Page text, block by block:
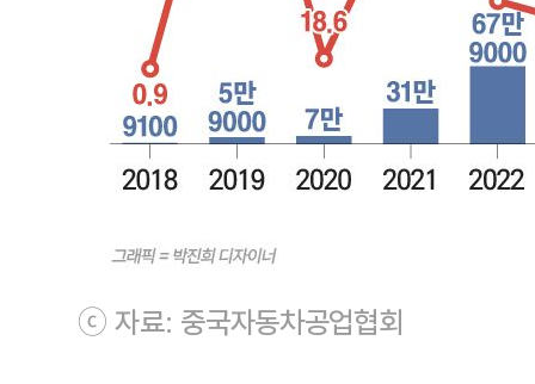
ⓒ 자료: 중국자동차공업협회